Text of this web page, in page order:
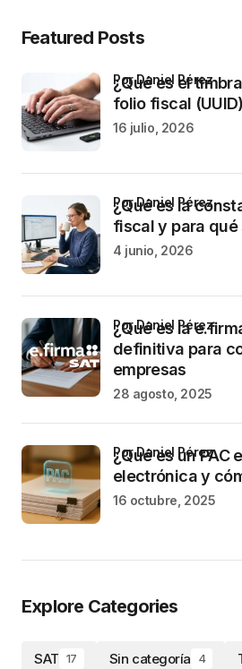
Featured Posts
¿Qué es el
folio fiscal
por Daniel Pérez
16 julio, 2026
¿Qué es la
fiscal y para qué
por Daniel Pérez
4 junio, 2026
¿Qué es la
definitiva para
empresas
por Daniel Pérez
28 agosto, 2025
¿Qué es un PAC
electrónica y
por Daniel Pérez
16 octubre, 2025
Explore Categories
SAT 17 Sin categoría 4